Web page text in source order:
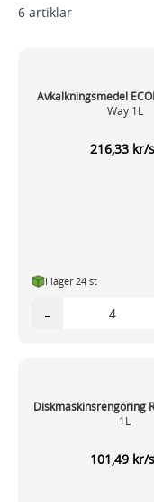
6 artiklar
Avkalkningsmedel
Way 1L
216,33 kr/
I lager 24 st
-
Diskmaskinsrengöring
1L
101,49 kr/